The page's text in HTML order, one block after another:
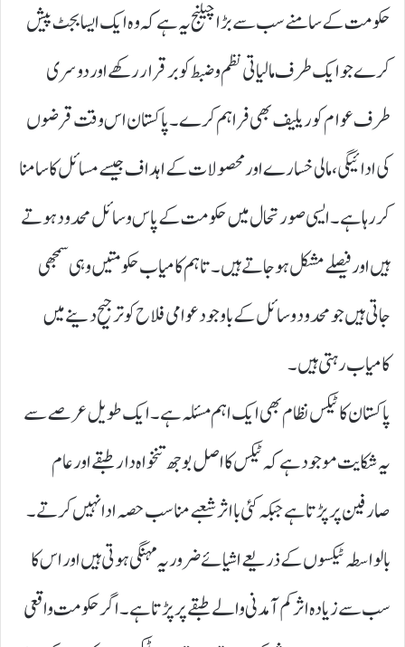
حکومت کے سامنے سب سے بڑا چیلنج یہ ہے کہ وہ ایک ایسا بجٹ پیش
کرے جو ایک طرف مالیاتی نظم و ضبط کو برقرار رکھے اور دوسری
طرف عوام کو ریلیف بھی فراہم کرے۔ پاکستان اس وقت قرضوں
کی ادائیگی، مالی خسارے اور محصولات کے اہداف جیسے مسائل کا سامنا
کر رہا ہے۔ ایسی صورتحال میں حکومت کے پاس وسائل محدود ہوتے
ہیں اور فیصلے مشکل ہو جاتے ہیں۔ تاہم کامیاب حکومتیں وہی سمجھی
جاتی ہیں جو محدود وسائل کے باوجود عوامی فلاح کو ترجیح دینے میں
کامیاب رہتی ہیں۔
پاکستان کا ٹیکس نظام بھی ایک اہم مسئلہ ہے۔ ایک طویل عرصے سے
یہ شکایت موجود ہے کہ ٹیکس کا اصل بوجھ تنخواہ دار طبقے اور عام
صارفین پر پڑتا ہے جبکہ کئی بااثر شعبے مناسب حصہ ادا نہیں کرتے۔
بالواسطہ ٹیکسوں کے ذریعے اشیائے ضروریہ مہنگی ہوتی ہیں اور اس کا
سب سے زیادہ اثر کم آمدنی والے طبقے پر پڑتا ہے۔ اگر حکومت واقعی